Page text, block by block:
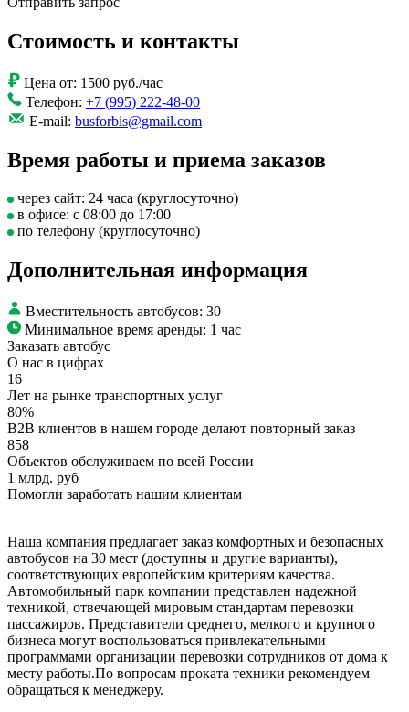
Стоимость и контакты
Цена от: 1500 руб./час
Телефон: +7 (995) 222-48-00
E-mail: busforbis@gmail.com
Время работы и приема заказов
через сайт: 24 часа (круглосуточно)
в офисе: с 08:00 до 17:00
по телефону (круглосуточно)
Дополнительная информация
Вместительность автобусов: 30
Минимальное время аренды: 1 час
Заказать автобус
О нас в цифрах
16
Лет на рынке транспортных услуг
80%
B2B клиентов в нашем городе делают повторный заказ
858
Объектов обслуживаем по всей России
1 млрд. руб
Помогли заработать нашим клиентам
Наша компания предлагает заказ комфортных и безопасных
автобусов на 30 мест (доступны и другие варианты),
соответствующих европейским критериям качества.
Автомобильный парк компании представлен надежной
техникой, отвечающей мировым стандартам перевозки
пассажиров. Представители среднего, мелкого и крупного
бизнеса могут воспользоваться привлекательными
программами организации перевозки сотрудников от дома к
месту работы.По вопросам проката техники рекомендуем
обращаться к менеджеру.